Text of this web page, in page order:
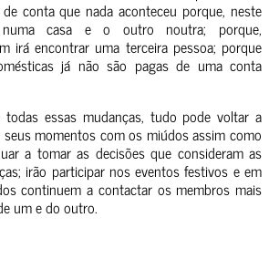
conta que nada aconteceu porque, neste
casa e o outro noutra; porque,
irá encontrar uma terceira pessoa; porque
já não são pagas de uma conta
essas mudanças, tudo pode voltar a
momentos com os miúdos assim como
a tomar as decisões que consideram as
irão participar nos eventos festivos e em
continuem a contactar os membros mais
um e do outro.